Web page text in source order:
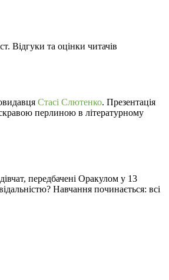
Відгуки та оцінки читачів
Стасі Слютенко. Презентація
перлиною в літературному
передбачені Оракулом у 13
Навчання починається: всі